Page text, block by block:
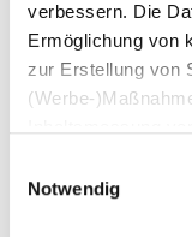
verbessern. Die
Ermöglichung von
zur Erstellung von
(Werbe-
zulassen. Unter
Notwendig
Bitte beachte,
die tatsächliche